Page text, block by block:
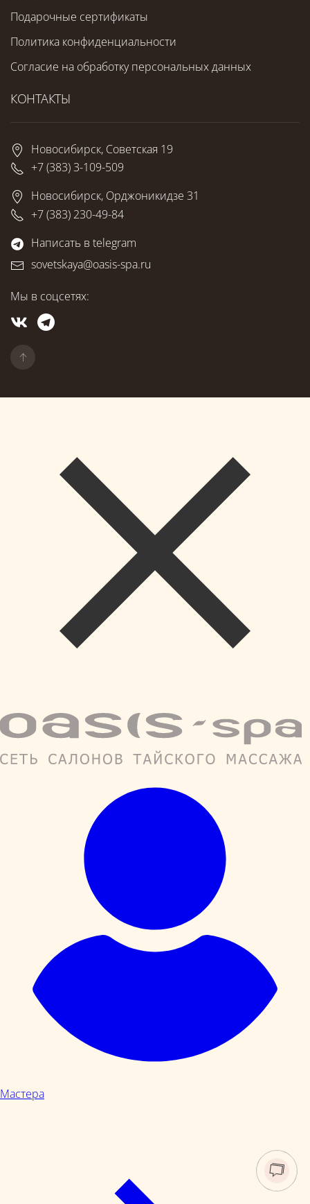
Подарочные сертификаты
Политика конфиденциальности
Согласие на обработку персональных данных
КОНТАКТЫ
Новосибирск, Советская 19
+7 (383) 3-109-509
Новосибирск, Орджоникидзе 31
+7 (383) 230-49-84
Написать в telegram
sovetskaya@oasis-spa.ru
Мы в соцсетях: